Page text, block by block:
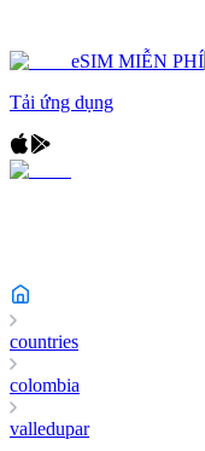
eSIM MIỄN PHÍ
Tải ứng dụng
countries
colombia
valledupar